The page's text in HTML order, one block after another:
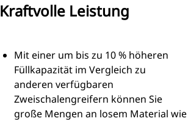
Kraftvolle Leistung
Mit einer um bis zu 10 % höheren
Füllkapazität im Vergleich zu
anderen verfügbaren
Zweischalengreifern können Sie
große Mengen an losem Material wie